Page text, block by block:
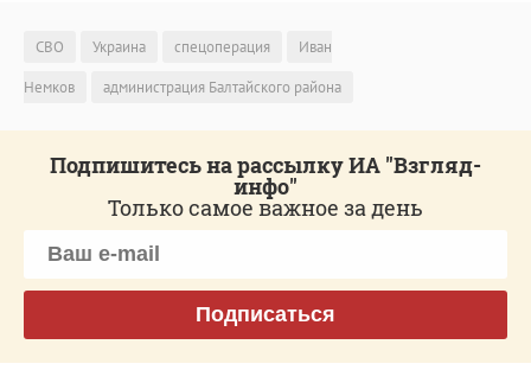
СВО Украина спецоперация
Иван
Немков
администрация Балтайского района
Подпишитесь на рассылку ИА "Взгляд-
инфо"
Только самое важное за день
Подписаться